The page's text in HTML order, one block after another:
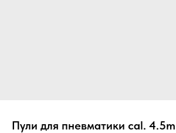
Пули для пневматики cal.